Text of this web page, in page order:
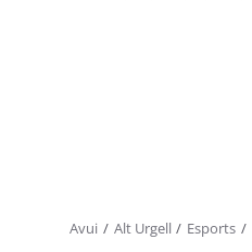
Avui Alt Urgell Esports